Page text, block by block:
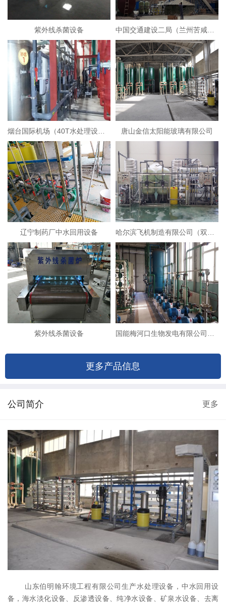
紫外线杀菌设备
唐山金信太阳能玻璃有限公司
辽宁制药厂中水回用设备
紫外线杀菌设备
更多产品信息
公司简介 更多
山东伯明翰环境工程有限公司生产水处理设备，中水回用设
备，海水淡化设备、反渗透设备、纯净水设备、矿泉水设备、去离